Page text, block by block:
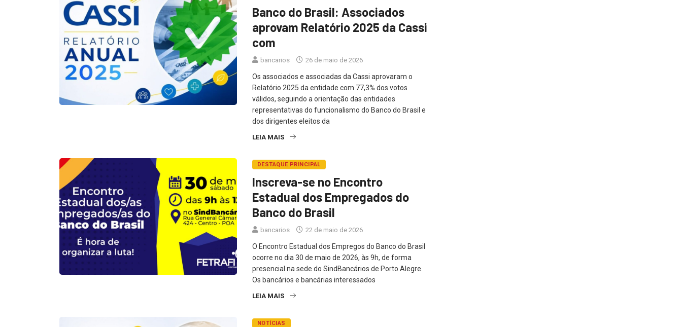
Banco do Brasil: Associados
aprovam Relatório 2025 da Cassi
com
bancarios 26 de maio de 2026
Os associados e associadas da Cassi aprovaram o
Relatório 2025 da entidade com 77,3% dos votos
válidos, seguindo a orientação das entidades
representativas do funcionalismo do Banco do Brasil e
dos dirigentes eleitos da
LEIA MAIS
DESTAQUE PRINCIPAL
Inscreva-se no Encontro
Estadual dos Empregados do
Banco do Brasil
bancarios 22 de maio de 2026
O Encontro Estadual dos Empregos do Banco do Brasil
ocorre no dia 30 de maio de 2026, às 9h, de forma
presencial na sede do SindBancários de Porto Alegre.
Os bancários e bancárias interessados
LEIA MAIS
NOTÍCIAS